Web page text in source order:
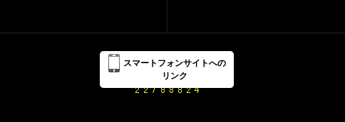
スマートフォンサイトへの
リンク